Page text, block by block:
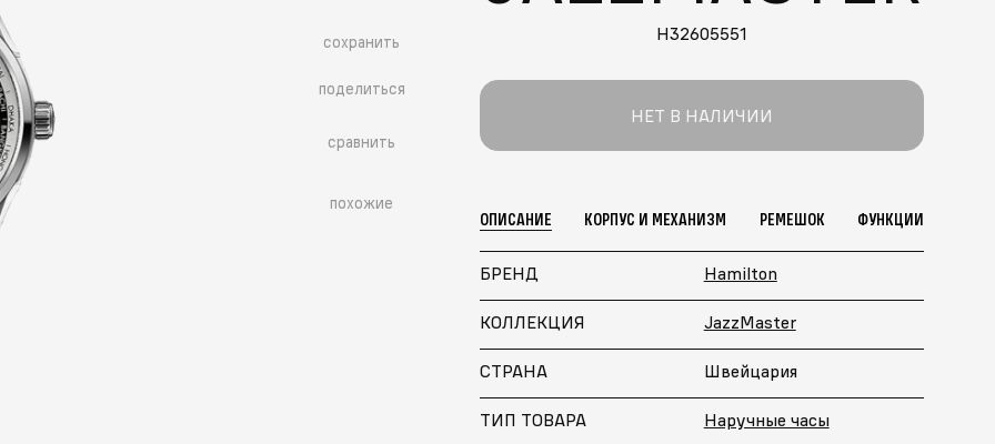
сохранить
поделиться
сравнить
похожие
H32605551
НЕТ В НАЛИЧИИ
ОПИСАНИЕ КОРПУС И МЕХАНИЗМ РЕМЕШОК ФУНКЦИИ
БРЕНД Hamilton
КОЛЛЕКЦИЯ JazzMaster
СТРАНА Швейцария
ТИП ТОВАРА Наручные часы